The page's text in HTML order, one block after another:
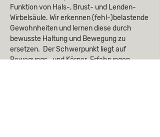
Funktion von Hals-, Brust- und Lenden-
Wirbelsäule. Wir erkennen (fehl-)belastende
Gewohnheiten und lernen diese durch
bewusste Haltung und Bewegung zu
ersetzen.  Der Schwerpunkt liegt auf
Bewegungs- und Körper-Erfahrungen -